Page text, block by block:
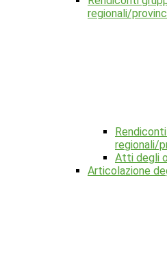
regionali/
regionali/
Atti degli
Articolazione